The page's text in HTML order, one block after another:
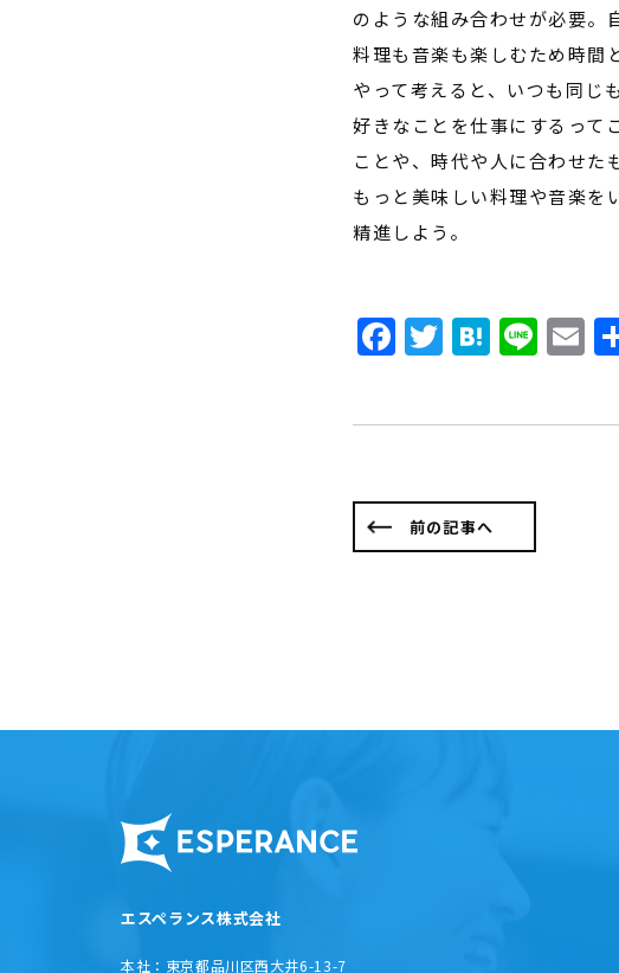
のような組み合わせが必要。
料理も音楽も楽しむため時間
やって考えると、いつも同じ
好きなことを仕事にするって
ことや、時代や人に合わせた
もっと美味しい料理や音楽を
精進しよう。
Facebook
TwitterLine
前の記事へ
エスペランス株式会社
本社： 東京都品川区西大井6-13-7